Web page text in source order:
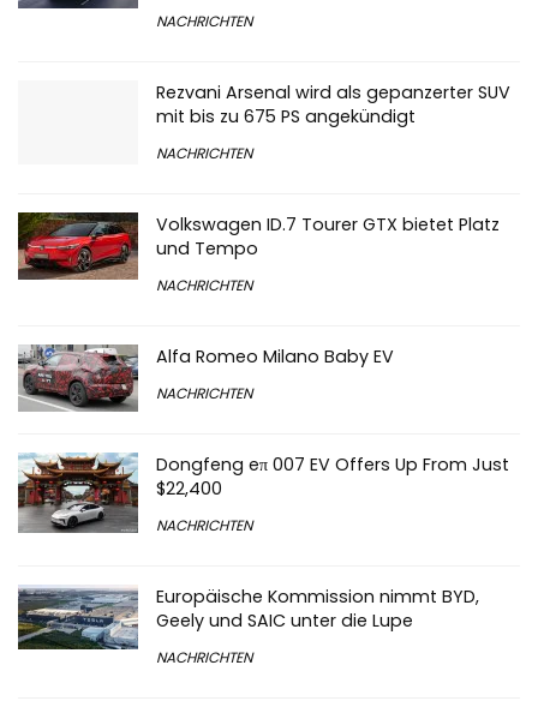
NACHRICHTEN
Rezvani Arsenal wird als gepanzerter SUV
mit bis zu 675 PS angekündigt
NACHRICHTEN
Volkswagen ID.7 Tourer GTX bietet Platz
und Tempo
NACHRICHTEN
Alfa Romeo Milano Baby EV
NACHRICHTEN
Dongfeng eπ 007 EV Offers Up From Just
$22,400
NACHRICHTEN
Europäische Kommission nimmt BYD,
Geely und SAIC unter die Lupe
NACHRICHTEN